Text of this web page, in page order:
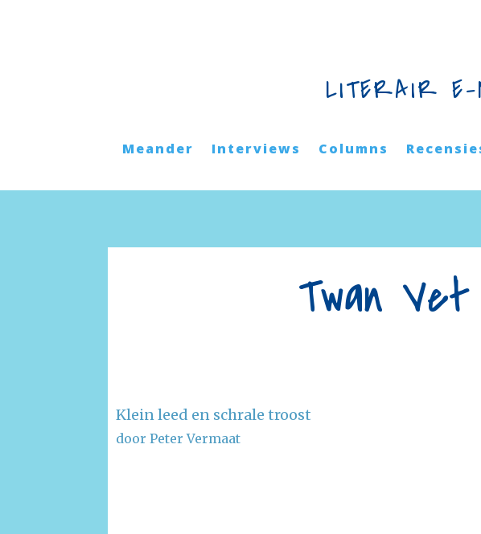
LITERAIR E-
Meander Interviews Columns
Twan
Klein leed en schrale troost
door Peter Vermaat